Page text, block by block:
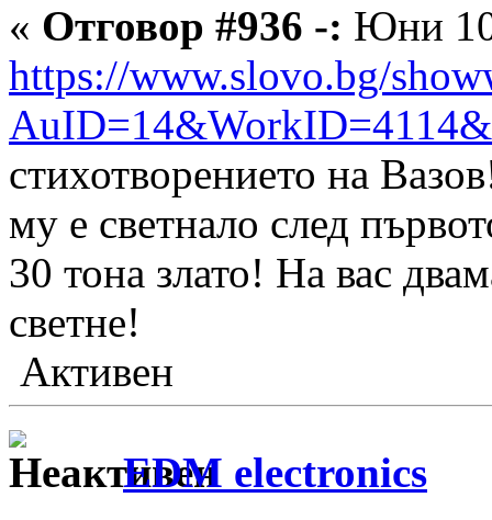
« Отговор #936 -: Юни
https://www.slovo.bg/
стихотворението на
му е светнало след
30 тона злато! На вас
светне!
Активен
EDM electronics